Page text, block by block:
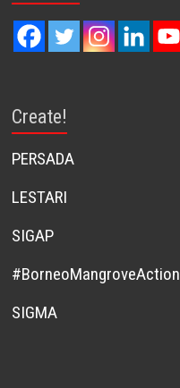
Create!
PERSADA
LESTARI
SIGAP
#BorneoMangroveAction
SIGMA